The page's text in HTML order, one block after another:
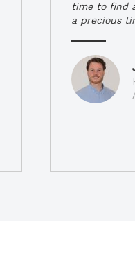
time to find
a precious